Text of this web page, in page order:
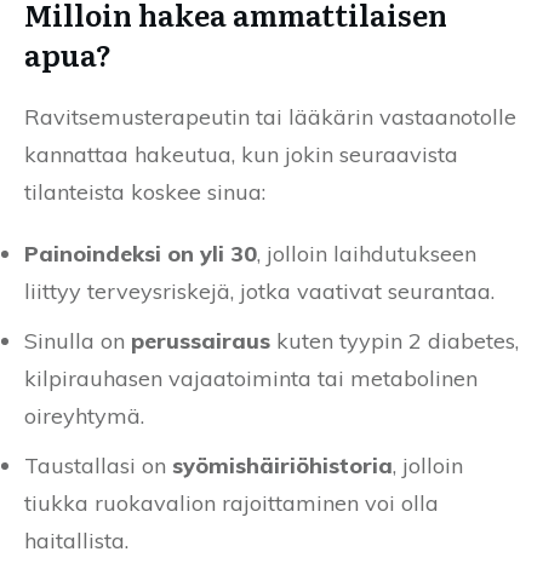
Milloin hakea ammattilaisen
apua?
Ravitsemusterapeutin tai lääkärin vastaanotolle
kannattaa hakeutua, kun jokin seuraavista
tilanteista koskee sinua:
Painoindeksi on yli 30, jolloin laihdutukseen
liittyy terveysriskejä, jotka vaativat seurantaa.
Sinulla on perussairaus kuten tyypin 2 diabetes,
kilpirauhasen vajaatoiminta tai metabolinen
oireyhtymä.
Taustallasi on syömishäiriöhistoria, jolloin
tiukka ruokavalion rajoittaminen voi olla
haitallista.